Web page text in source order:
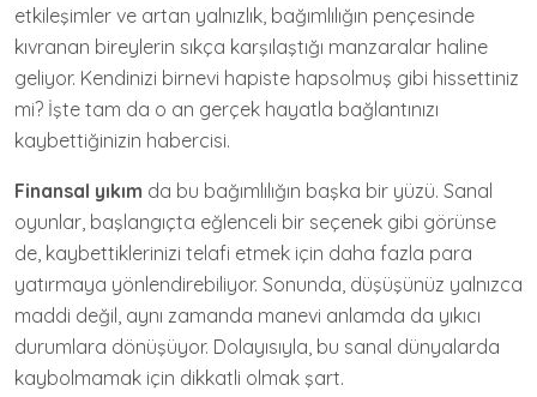
etkileşimler ve artan yalnızlık, bağımlılığın pençesinde
kıvranan bireylerin sıkça karşılaştığı manzaralar haline
geliyor. Kendinizi birnevi hapiste hapsolmuş gibi hissettiniz
mi? İşte tam da o an gerçek hayatla bağlantınızı
kaybettiğinizin habercisi.
Finansal yıkım da bu bağımlılığın başka bir yüzü. Sanal
oyunlar, başlangıçta eğlenceli bir seçenek gibi görünse
de, kaybettiklerinizi telafi etmek için daha fazla para
yatırmaya yönlendirebiliyor. Sonunda, düşüşünüz yalnızca
maddi değil, aynı zamanda manevi anlamda da yıkıcı
durumlara dönüşüyor. Dolayısıyla, bu sanal dünyalarda
kaybolmamak için dikkatli olmak şart.